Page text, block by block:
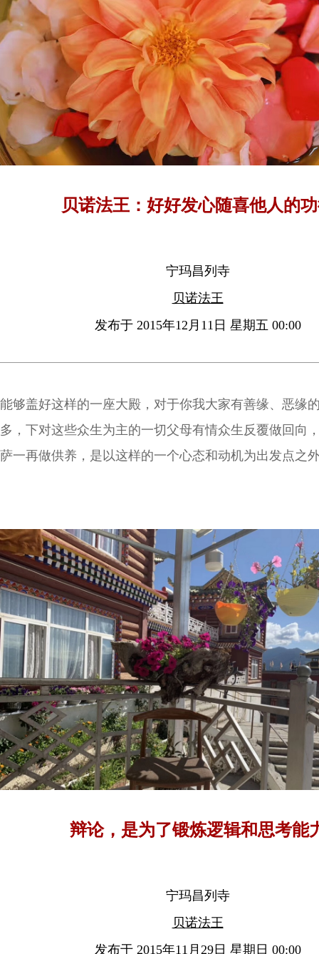
贝诺法王：好好发心随喜他人的
宁玛昌列寺
贝诺法王
发布于 2015年12月11日 星期五 00:00
能够盖好这样的一座大殿，对于你我大家有善缘、恶缘
多，下对这些众生为主的一切父母有情众生反覆做回向
萨一再做供养，是以这样的一个心态和动机为出发点之
辩论，是为了锻炼逻辑和思考能
宁玛昌列寺
贝诺法王
发布于 2015年11月29日 星期日 00:00